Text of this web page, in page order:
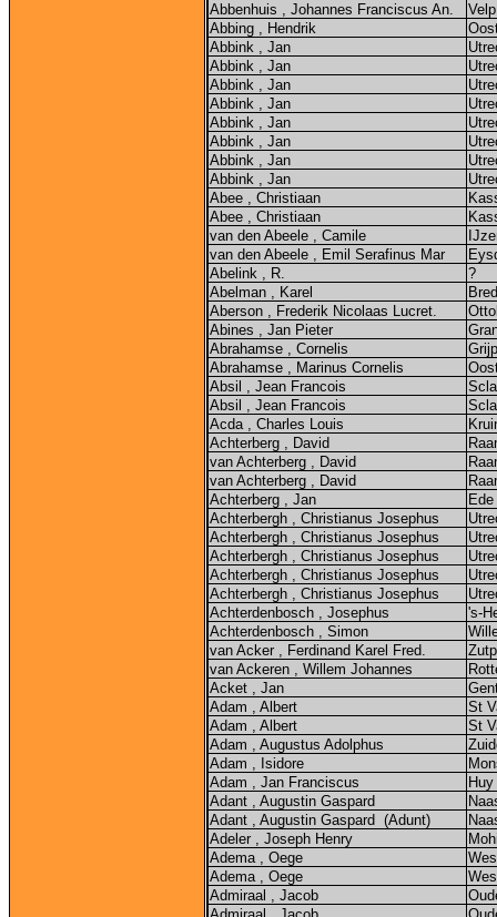
Abbenhuis , Johannes Franciscus An.
Velp
Abbing , Hendrik
Abbink , Jan
Abbink , Jan
Abbink , Jan
Abbink , Jan
Abbink , Jan
Abbink , Jan
Abbink , Jan
Abbink , Jan
Abee , Christiaan
Abee , Christiaan
van den Abeele , Camile
van den Abeele , Emil Serafinus Mar
Abelink , R.
?
Abelman , Karel
Aberson , Frederik Nicolaas Lucret.
Abines , Jan Pieter
Abrahamse , Cornelis
Abrahamse , Marinus Cornelis
Absil , Jean Francois
Absil , Jean Francois
Acda , Charles Louis
Achterberg , David
van Achterberg , David
van Achterberg , David
Achterberg , Jan
Achterbergh , Christianus Josephus
Achterbergh , Christianus Josephus
Achterbergh , Christianus Josephus
Achterbergh , Christianus Josephus
Achterbergh , Christianus Josephus
Achterdenbosch , Josephus
's-
Achterdenbosch , Simon
van Acker , Ferdinand Karel Fred.
van Ackeren , Willem Johannes
Acket , Jan
Adam , Albert
St
Adam , Albert
St
Adam , Augustus Adolphus
Adam , Isidore
Adam , Jan Franciscus
Huy
Adant , Augustin Gaspard
Adant , Augustin Gaspard (Adunt)
Adeler , Joseph Henry
Adema , Oege
Adema , Oege
Admiraal , Jacob